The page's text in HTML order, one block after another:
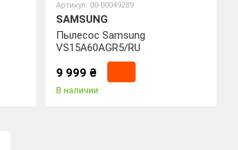
Артикул: 00-00049289
SAMSUNG
Пылесос Samsung
VS15A60AGR5/RU
9 999 ₴
В наличии